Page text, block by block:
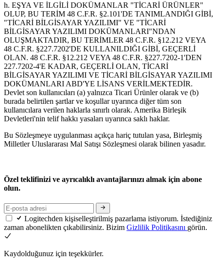
h. EŞYA VE İLGİLİ DOKÜMANLAR "TİCARİ ÜRÜNLER"
OLUP, BU TERİM 48 C.F.R. §2.101'DE TANIMLANDIĞI GİBİ,
"TİCARİ BİLGİSAYAR YAZILIMI" VE "TİCARİ
BİLGİSAYAR YAZILIMI DOKÜMANLARI"NDAN
OLUŞMAKTADIR, BU TERİMLER 48 C.F.R. §12.212 VEYA
48 C.F.R. §227.7202'DE KULLANILDIĞI GİBİ, GEÇERLİ
OLAN. 48 C.F.R. §12.212 VEYA 48 C.F.R. §227.7202-1'DEN
227.7202-4'E KADAR, GEÇERLİ OLAN, TİCARİ
BİLGİSAYAR YAZILIMI VE TİCARİ BİLGİSAYAR YAZILIMI
DOKÜMANLARI ABD'YE LİSANS VERİLMEKTEDİR.
Devlet son kullanıcıları (a) yalnızca Ticari Ürünler olarak ve (b)
burada belirtilen şartlar ve koşullar uyarınca diğer tüm son
kullanıcılara verilen haklarla sınırlı olarak. Amerika Birleşik
Devletleri'nin telif hakkı yasaları uyarınca saklı haklar.
Bu Sözleşmeye uygulanması açıkça hariç tutulan yasa, Birleşmiş
Milletler Uluslararası Mal Satışı Sözleşmesi olarak bilinen yasadır.
Özel teklifinizi ve ayrıcalıklı avantajlarınızı almak için abone
olun.
Logitechden kişiselleştirilmiş pazarlama istiyorum. İstediğiniz
zaman abonelikten çıkabilirsiniz. Bizim Gizlilik Politikasını görün.
Kaydolduğunuz için teşekkürler.